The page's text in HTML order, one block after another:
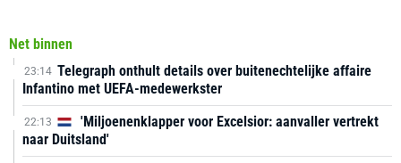
Net binnen
23:14 Telegraph onthult details over buitenechtelijke affaire
Infantino met UEFA-medewerkster
22:13
'Miljoenenklapper voor Excelsior: aanvaller vertrekt
naar Duitsland'